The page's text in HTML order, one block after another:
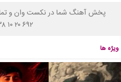
پخش آهنگ شما در نکست وان و
۰۹۳۸ ۱۰ ۲۰
ویژه ها